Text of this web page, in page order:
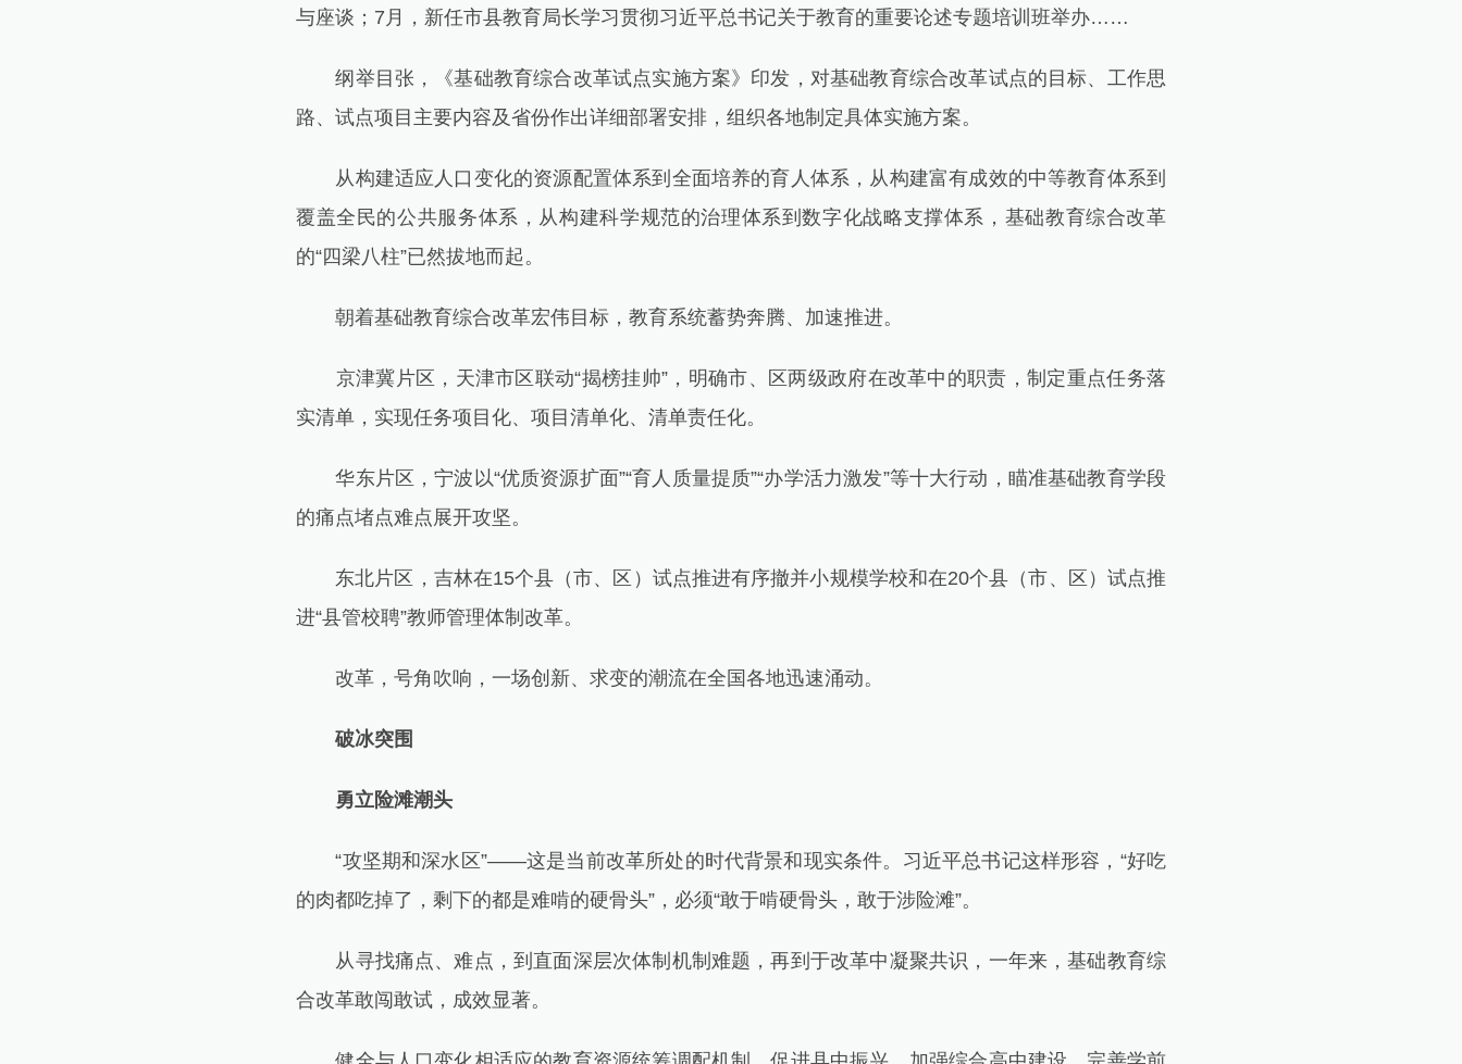
与座谈；7月，新任市县教育局长学习贯彻习近平总书记关于教育的重要论述专题培训班举办……
纲举目张，《基础教育综合改革试点实施方案》印发，对基础教育综合改革试点的目标、工作思
路、试点项目主要内容及省份作出详细部署安排，组织各地制定具体实施方案。
从构建适应人口变化的资源配置体系到全面培养的育人体系，从构建富有成效的中等教育体系到
覆盖全民的公共服务体系，从构建科学规范的治理体系到数字化战略支撑体系，基础教育综合改革
的“四梁八柱”已然拔地而起。
朝着基础教育综合改革宏伟目标，教育系统蓄势奔腾、加速推进。
京津冀片区，天津市区联动“揭榜挂帅”，明确市、区两级政府在改革中的职责，制定重点任务落
实清单，实现任务项目化、项目清单化、清单责任化。
华东片区，宁波以“优质资源扩面”“育人质量提质”“办学活力激发”等十大行动，瞄准基础教育学段
的痛点堵点难点展开攻坚。
东北片区，吉林在15个县（市、区）试点推进有序撤并小规模学校和在20个县（市、区）试点推
进“县管校聘”教师管理体制改革。
改革，号角吹响，一场创新、求变的潮流在全国各地迅速涌动。
破冰突围
勇立险滩潮头
“攻坚期和深水区”——这是当前改革所处的时代背景和现实条件。习近平总书记这样形容，“好吃
的肉都吃掉了，剩下的都是难啃的硬骨头”，必须“敢于啃硬骨头，敢于涉险滩”。
从寻找痛点、难点，到直面深层次体制机制难题，再到于改革中凝聚共识，一年来，基础教育综
合改革敢闯敢试，成效显著。